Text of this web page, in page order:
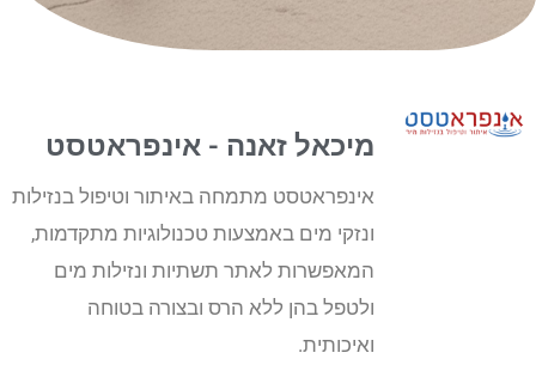
מיכאל זאנה - אינפראטסט
אינפראטסט מתמחה באיתור וטיפול בנזילות
ונזקי מים באמצעות טכנולוגיות מתקדמות,
המאפשרות לאתר תשתיות ונזילות מים
ולטפל בהן ללא הרס ובצורה בטוחה
ואיכותית.